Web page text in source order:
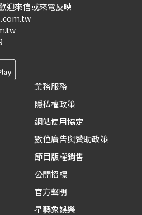
迎來信或來電反映
業務服務
隱私權政策
網站使用協定
數位廣告與贊助政策
節目版權銷售
公開招標
官方聲明
星藝象娛樂